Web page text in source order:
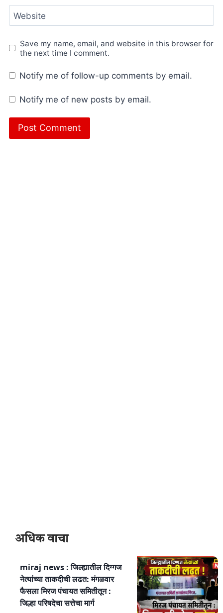
Website
Save my name, email, and website in this browser for
the next time I comment.
Notify me of follow-up comments by email.
Notify me of new posts by email.
अधिक वाचा
miraj news : जिल्ह्यातील दिग्गज
नेत्यांच्या ताकदीची लढत: मंगळवार
फैसला मिरज पंचायत समितीतून :
जिल्हा परिषदेचा सत्तेचा मार्ग